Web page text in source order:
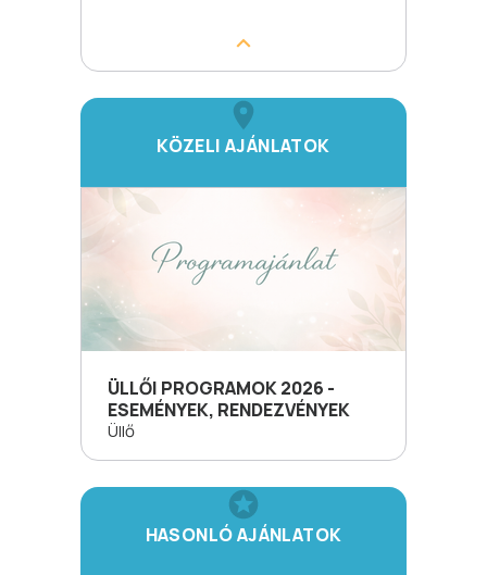
KÖZELI AJÁNLATOK
ÜLLŐI PROGRAMOK 2026 -
ESEMÉNYEK, RENDEZVÉNYEK
Üllő
HASONLÓ AJÁNLATOK